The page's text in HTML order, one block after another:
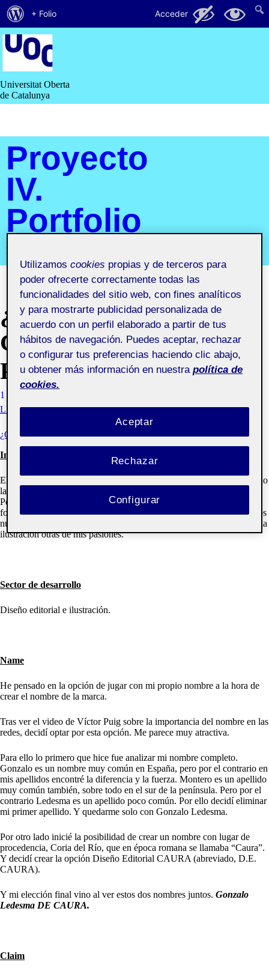
Saltar
contenido
Universitat Oberta
de Catalunya
Proyecto
IV.
Portfolio
Proyecto IV. Portfolio
¿QUIÉM SOY YO?
CREANDO MARCA
PERSONAL
1 NOVIEMBRE, 2020
LEDESMA VISIBILIDAD: PÚBLICA
¿QUIÉN SOY YO? CREANDO LA MARCA PERSONAL
Intereses y motivaciones
El área escogida es el diseño editorial. Desde siempre me ha interesado
la parte plástica del arte. Y también soy un apasionado de la literatura.
Por lo que he pensado siempre en dedicarme al diseño editorial como
forma de poder aunar mis dos pasiones en una y poder ayudar así a los
nuevos autores que quieran publicar. Y a la vez dedicarme en parte a la
ilustración otras de mis pasiones.
Sector de desarrollo
Diseño editorial e ilustración.
Name
He pensado en la opción de jugar con mi propio nombre a la hora de
crear el nombre de la marca.
Tras ver el video de Víctor Puig sobre la importancia del nombre en las
redes, decidí optar por esta opción. Me parece muy atractiva.
Para ello lo primero que hice fue analizar mi nombre completo.
Gonzalo es un nombre muy común en España, pero por el contrario en
mis apellidos encontré la diferencia y la fuerza. Montero es un apellido
muy común también, sobre todo en el sur de la península. Pero por el
contrario Ledesma es un apellido poco común. Por ello decidí eliminar
mi primer apellido. Y quedarme solo con Gonzalo Ledesma.
Por otro lado inicié la posibilidad de crear un nombre con lugar de
procedencia, Coria del Río, que en época romana se llamaba “Caura”.
Y decidí crear la opción Diseño Editorial CAURA (abreviado, D.E.
CAURA).
Y mi elección final vino al ver estos dos nombres juntos. Gonzalo
Ledesma DE CAURA.
Claim
Acerca
de
WordPress
+ Folio Acceder 112 63
Utilizamoscookies propias y de terceros para
poder ofrecerte correctamente todas las
funcionalidades del sitio web, con fines analíticos
y para mostrarte publicidad personalizada de
acuerdo con un perfil elaborado a partir de tus
hábitos de navegación. Puedes aceptar, rechazar
o configurar tus preferencias haciendo clic abajo,
u obtener más información en nuestra política de
cookies.
Rechazar
Aceptar
Configurar